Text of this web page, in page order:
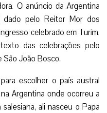
O anúncio da Argentina
pelo Reitor Mor dos
celebrado em Turim,
das celebrações pelo
João Bosco.
escolher o país austral
Argentina onde ocorreu a
ali nasceu o Papa